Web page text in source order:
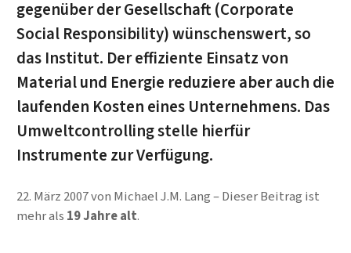
gegenüber der Gesellschaft (Corporate
Social Responsibility) wünschenswert, so
das Institut. Der effiziente Einsatz von
Material und Energie reduziere aber auch die
laufenden Kosten eines Unternehmens. Das
Umweltcontrolling stelle hierfür
Instrumente zur Verfügung.
22. März 2007von Michael J.M. Lang
Dieser Beitrag ist
mehr als 19 Jahre alt.